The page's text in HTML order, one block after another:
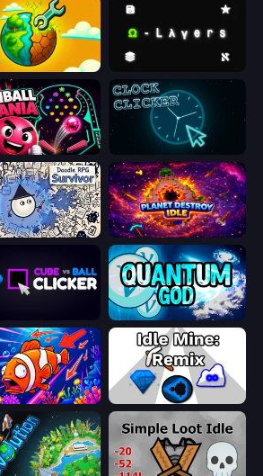
Land Explorers: Merge & Build Omega Layers
Mania Clock Clicker
RPG Survivor Planet Destroy Idle
Quantum God
Idle Idle Mine: Remix